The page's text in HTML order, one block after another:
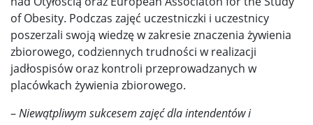
of Obesity. Podczas zajęć uczestniczki i uczestnicy
poszerzali swoją wiedzę w zakresie znaczenia żywienia
zbiorowego, codziennych trudności w realizacji
jadłospisów oraz kontroli przeprowadzanych w
placówkach żywienia zbiorowego.
–Niewątpliwym sukcesem zajęć dla intendentów i